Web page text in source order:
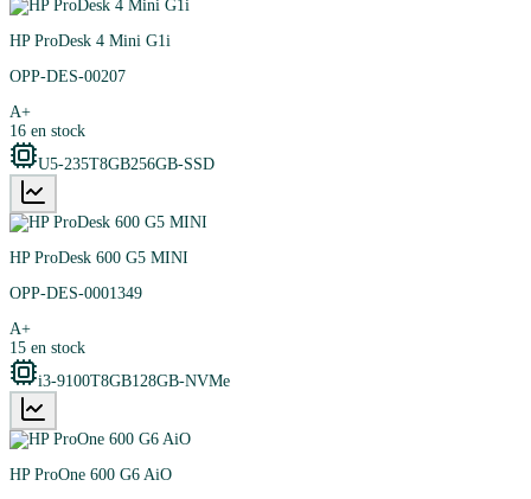
HP ProDesk 4 Mini G1i
OPP-DES-00207
A+
16 en stock
U5-235T8GB256GB-SSD
HP ProDesk 600 G5 MINI
OPP-DES-0001349
A+
15 en stock
i3-9100T8GB128GB-NVMe
HP ProOne 600 G6 AiO